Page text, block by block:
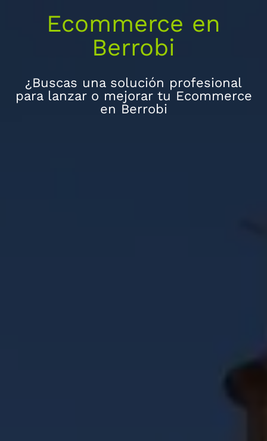
Ecommerce en
Berrobi
¿Buscas una solución profesional
para lanzar o mejorar tu Ecommerce
en Berrobi